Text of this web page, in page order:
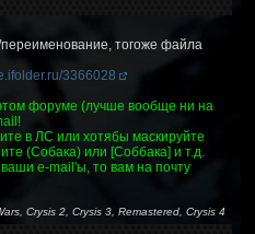
тогоже файла
3366028
форуме (лучше вообще ни на
в ЛС или хотябы маскируйте
(Собака) или [Соббака] и т.д.
e-mail'ы, то вам на почту
Crysis 2, Crysis 3, Remastered, Crysis 4